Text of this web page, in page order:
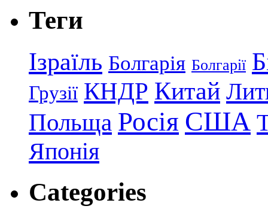
Теги
Ізраїль Болгарія Болгарії
Грузії КНДР Китай
Польща Росія США
Японія
Categories